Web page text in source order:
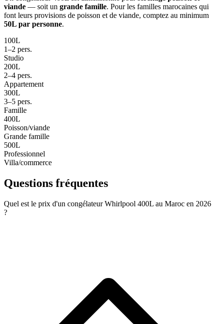
viande — soit un grande famille. Pour les familles marocaines qui
font leurs provisions de poisson et de viande, comptez au minimum
50L par personne.
100L
1–2 pers.
Studio
200L
2–4 pers.
Appartement
300L
3–5 pers.
Famille
400L
Poisson/viande
Grande famille
500L
Professionnel
Villa/commerce
Questions fréquentes
Quel est le prix d'un congélateur Whirlpool 400L au Maroc en 2026
?